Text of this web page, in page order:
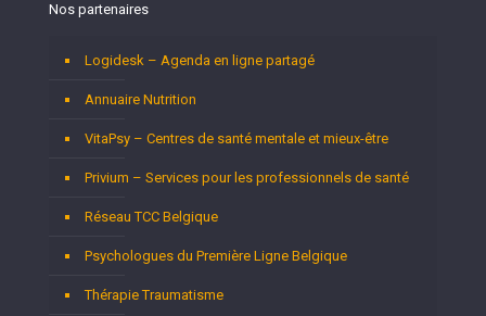
Nos partenaires
Logidesk – Agenda en ligne partagé
Annuaire Nutrition
VitaPsy – Centres de santé mentale et mieux-être
Privium – Services pour les professionnels de santé
Réseau TCC Belgique
Psychologues du Première Ligne Belgique
Thérapie Traumatisme